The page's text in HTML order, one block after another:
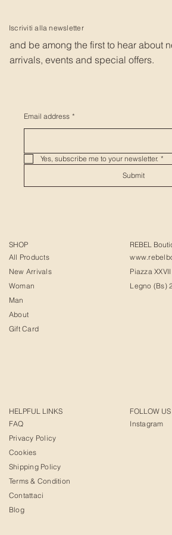
Iscriviti alla newsletter
and be among the first to hear about
arrivals, events and special offers.
Email address *
Yes, subscribe me to your newsletter. *
Submit
SHOP
All Products
New Arrivals
Woman
Man
About
Gift Card
REBEL
Piazza
Legno (Bs)
HELPFUL LINKS
FAQ
Privacy Policy
Cookies
Shipping Policy
Terms & Condition
Contattaci
Blog
FOLLOW US
Instagram